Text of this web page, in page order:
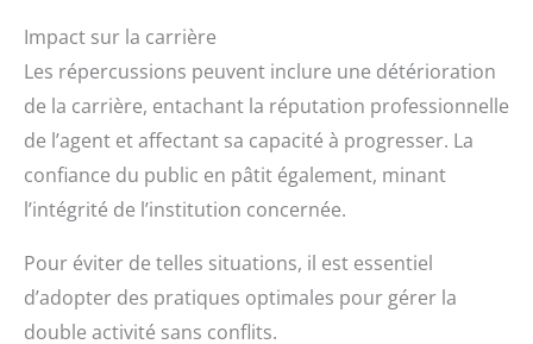
Impact sur la carrière
Les répercussions peuvent inclure une détérioration
de la carrière, entachant la réputation professionnelle
de l’agent et affectant sa capacité à progresser. La
confiance du public en pâtit également, minant
l’intégrité de l’institution concernée.
Pour éviter de telles situations, il est essentiel
d’adopter des pratiques optimales pour gérer la
double activité sans conflits.